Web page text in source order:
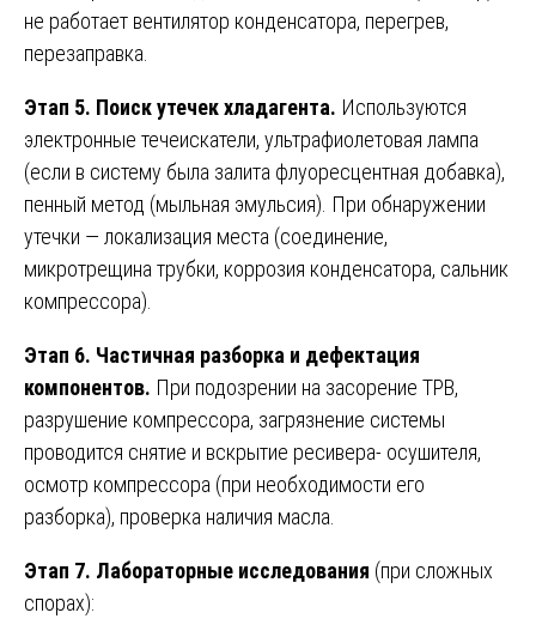
не работает вентилятор конденсатора, перегрев,
перезаправка.
Этап 5. Поиск утечек хладагента. Используются
электронные течеискатели, ультрафиолетовая лампа
(если в систему была залита флуоресцентная добавка),
пенный метод (мыльная эмульсия). При обнаружении
утечки — локализация места (соединение,
микротрещина трубки, коррозия конденсатора, сальник
компрессора).
Этап 6. Частичная разборка и дефектация
компонентов. При подозрении на засорение ТРВ,
разрушение компрессора, загрязнение системы
проводится снятие и вскрытие ресивера- осушителя,
осмотр компрессора (при необходимости его
разборка), проверка наличия масла.
Этап 7. Лабораторные исследования (при сложных
спорах):